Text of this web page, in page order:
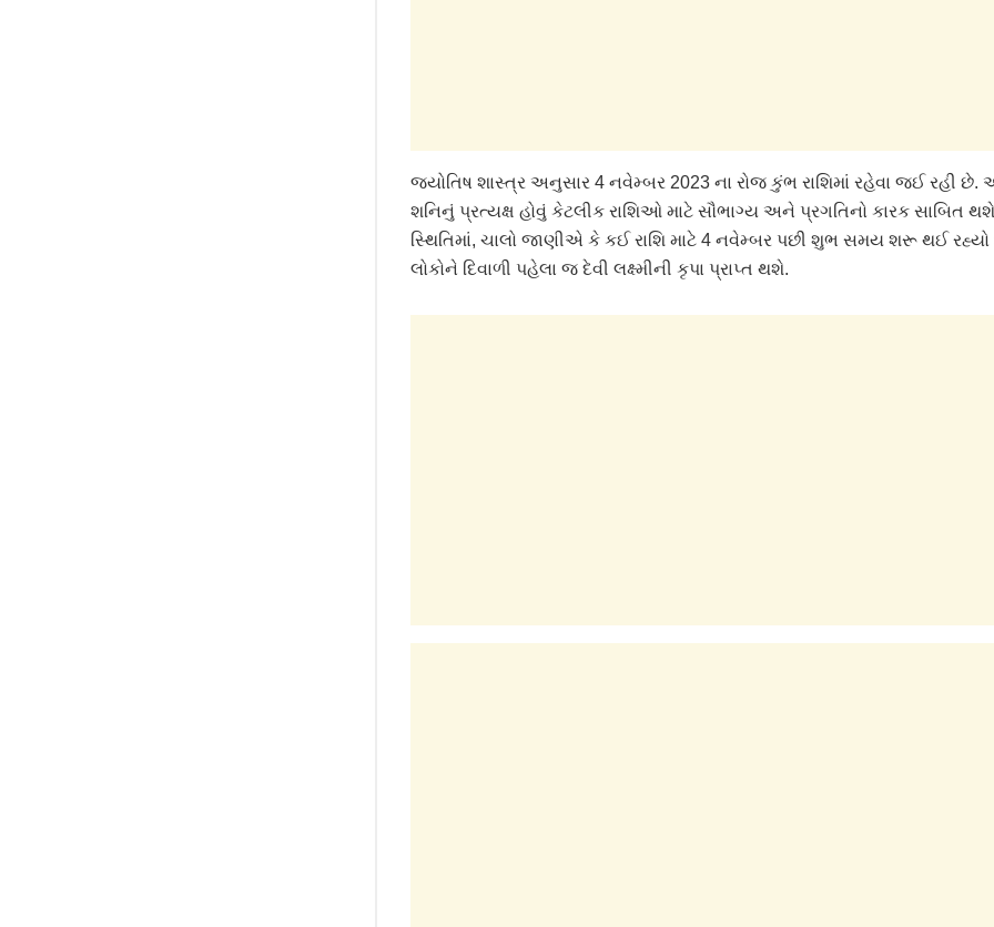
જ્યોતિષ શાસ્ત્ર અનુસાર 4 નવેમ્બર 2023 ના રોજ કુંભ રાશિમાં રહેવા જઈ રહી છે.
શનિનું પ્રત્યક્ષ હોવું કેટલીક રાશિઓ માટે સૌભાગ્ય અને પ્રગતિનો કારક સાબિત
સ્થિતિમાં, ચાલો જાણીએ કે કઈ રાશિ માટે 4 નવેમ્બર પછી શુભ સમય શરૂ થઈ રહ્યો
લોકોને દિવાળી પહેલા જ દેવી લક્ષ્મીની કૃપા પ્રાપ્ત થશે.